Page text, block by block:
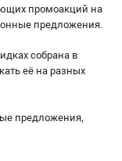
промоакций на
предложения.
собрана в
её на разных
предложения,